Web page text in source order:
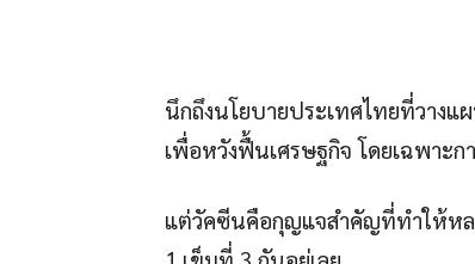
นึกถึงนโยบายประเทศไทยที่วาง
เพื่อหวังฟื้นเศรษฐกิจ โดยเฉพาะ
แต่วัคซีนคือกุญแจสำคัญที่ทำให้หล